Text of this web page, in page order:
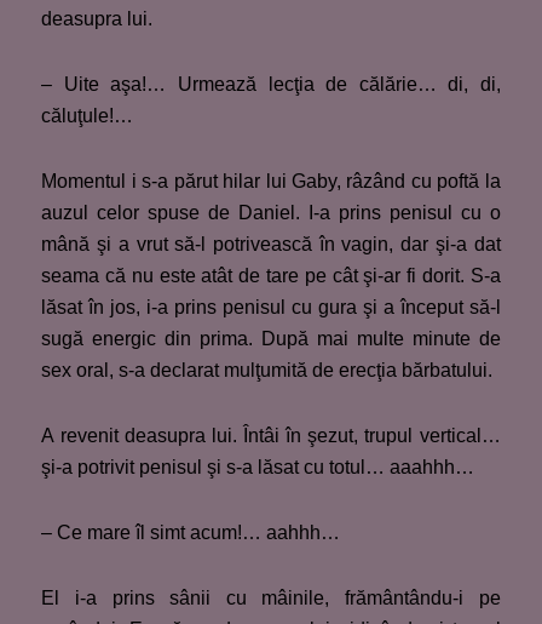
deasupra lui.
– Uite aşa!… Urmează lecţia de călărie… di, di,
căluţule!…
Momentul i s-a părut hilar lui Gaby, râzând cu poftă la
auzul celor spuse de Daniel. I-a prins penisul cu o
mână şi a vrut să-l potrivească în vagin, dar şi-a dat
seama că nu este atât de tare pe cât şi-ar fi dorit. S-a
lăsat în jos, i-a prins penisul cu gura şi a început să-l
sugă energic din prima. După mai multe minute de
sex oral, s-a declarat mulţumită de erecţia bărbatului.
A revenit deasupra lui. Întâi în şezut, trupul vertical…
şi-a potrivit penisul şi s-a lăsat cu totul… aaahhh…
– Ce mare îl simt acum!… aahhh…
El i-a prins sânii cu mâinile, frământându-i pe